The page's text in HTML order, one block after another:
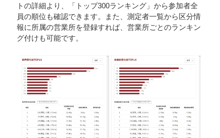
トの詳細より、「トップ300ランキング」から参加者全
員の順位も確認できます。また、測定者一覧から区分情
報に所属の営業所を登録すれば、営業所ごとのランキン
グ付けも可能です。